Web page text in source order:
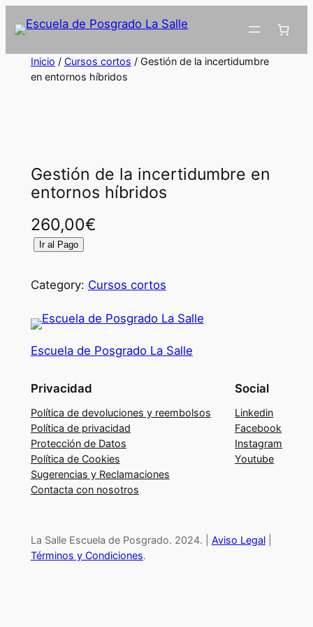
Inicio / Cursos cortos / Gestión de la incertidumbre
en entornos híbridos
Gestión de la incertidumbre en
entornos híbridos
260,00€
s
i
n
e
l
a
i
n
c
t
i
Ir al Pago
Category: Cursos cortos
Escuela de Posgrado La Salle
Privacidad
Política de devoluciones y reembolsos
Política de privacidad
Protección de Datos
Política de Cookies
Sugerencias y Reclamaciones
Contacta con nosotros
Social
Linkedin
Facebook
Instagram
Youtube
La Salle Escuela de Posgrado. 2024. | Aviso Legal|
Términos y Condiciones.